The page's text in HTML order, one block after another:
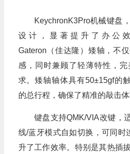
KeychronK3Pro机械键盘
设计，显著提升了办公
Gateron（佳达隆）矮轴，不
感，同时兼顾了轻薄特性，
求。矮轴轴体具有50±15gf的
的总行程，确保了精准的敲击体
键盘支持QMK/VIA改键，
线/蓝牙模式自如切换，可同时
升了工作效率。特别是其热插